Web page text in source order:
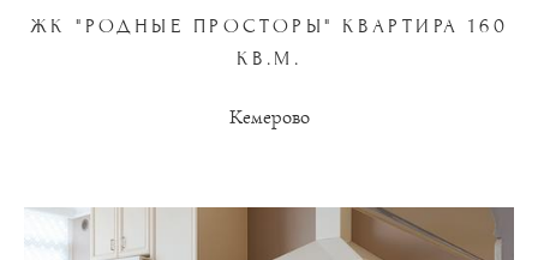
ЖК "РОДНЫЕ ПРОСТОРЫ" КВАРТИРА 160
КВ.М.
Кемерово